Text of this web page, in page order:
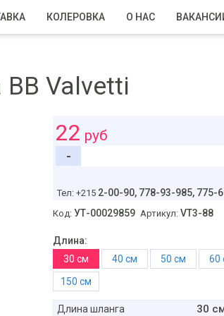
КОЛЕРОВКА О НАС
Valvetti
22 руб
-
Тел: +215 2-00-90, 778-93-985, 775-
Код: УТ-00029859 Артикул: VT3-88
Длина:
30 см
40 см 50 см
150 см
Длина шланга 30